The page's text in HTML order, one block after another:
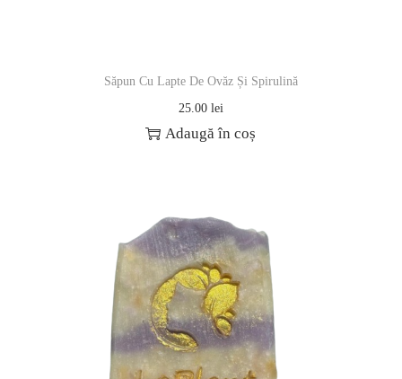
Săpun Cu Lapte De Ovăz Și Spirulină
25.00 lei
Adaugă în coș